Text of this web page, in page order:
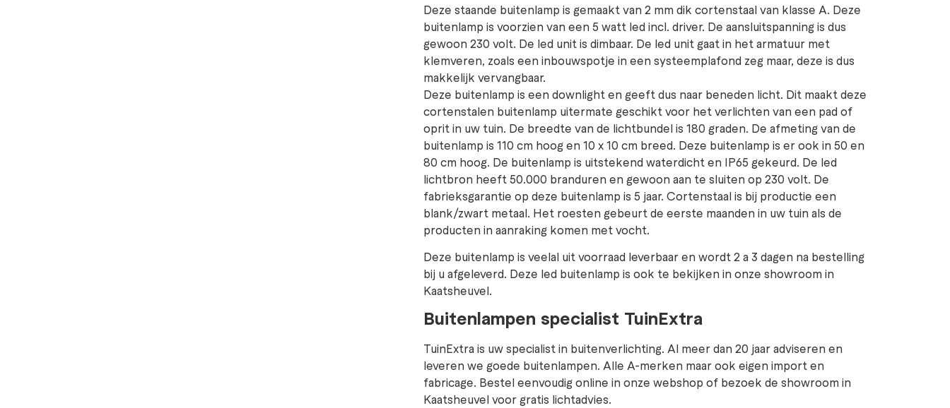
Deze staande buitenlamp is gemaakt van 2 mm dik cortenstaal van klasse A. Deze
buitenlamp is voorzien van een 5 watt led incl. driver. De aansluitspanning is dus
gewoon 230 volt. De led unit is dimbaar. De led unit gaat in het armatuur met
klemveren, zoals een inbouwspotje in een systeemplafond zeg maar, deze is dus
makkelijk vervangbaar.
Deze buitenlamp is een downlight en geeft dus naar beneden licht. Dit maakt deze
cortenstalen buitenlamp uitermate geschikt voor het verlichten van een pad of
oprit in uw tuin. De breedte van de lichtbundel is 180 graden. De afmeting van de
buitenlamp is 110 cm hoog en 10 x 10 cm breed. Deze buitenlamp is er ook in 50 en
80 cm hoog. De buitenlamp is uitstekend waterdicht en IP65 gekeurd. De led
lichtbron heeft 50.000 branduren en gewoon aan te sluiten op 230 volt. De
fabrieksgarantie op deze buitenlamp is 5 jaar. Cortenstaal is bij productie een
blank/zwart metaal. Het roesten gebeurt de eerste maanden in uw tuin als de
producten in aanraking komen met vocht.
Deze buitenlamp is veelal uit voorraad leverbaar en wordt 2 a 3 dagen na bestelling
bij u afgeleverd. Deze led buitenlamp is ook te bekijken in onze showroom in
Kaatsheuvel.
Buitenlampen specialist TuinExtra
TuinExtra is uw specialist in buitenverlichting. Al meer dan 20 jaar adviseren en
leveren we goede buitenlampen. Alle A-merken maar ook eigen import en
fabricage. Bestel eenvoudig online in onze webshop of bezoek de showroom in
Kaatsheuvel voor gratis lichtadvies.